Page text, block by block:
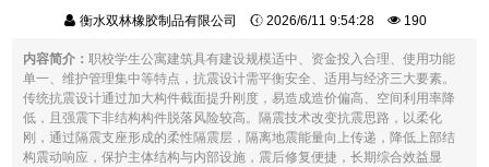
衡水双林橡胶制品有限公司 2026/6/11 9:54:28 190
内容简介：职校学生公寓建筑具有建设规模适中、资金投入合理、使用功能
单一、维护管理集中等特点，抗震设计需平衡安全、适用与经济三大要素。
传统抗震设计通过加大构件截面提升刚度，易造成造价偏高、空间利用率降
低，且强震下非结构构件脱落风险较高。隔震技术改变抗震思路，以柔化
刚，通过隔震支座形成的柔性隔震层，隔离地震能量向上传递，降低上部结
构震动响应，保护主体结构与内部设施，震后修复便捷，长期综合效益显